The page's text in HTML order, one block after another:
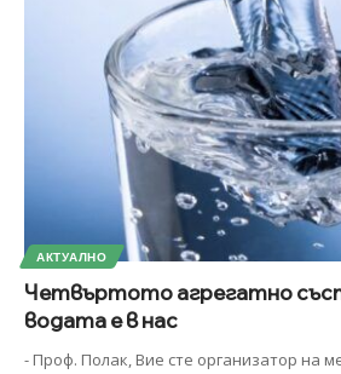
АКТУАЛНО
Четвъртото агрегатно
водата е в нас
- Проф. Полак, Вие сте организатор на